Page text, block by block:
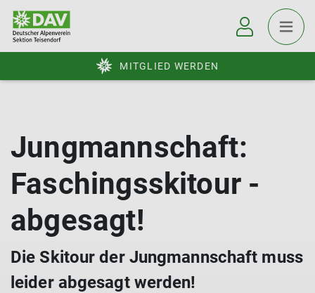
MITGLIED WERDEN
Jungmannschaft:
Faschingsskitour -
abgesagt!
Die Skitour der Jungmannschaft muss
leider abgesagt werden!